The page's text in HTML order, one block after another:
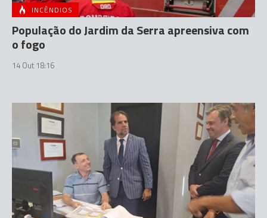
INCÊNDIOS
População do Jardim da Serra apreensiva com
o fogo
14 Out 18:16